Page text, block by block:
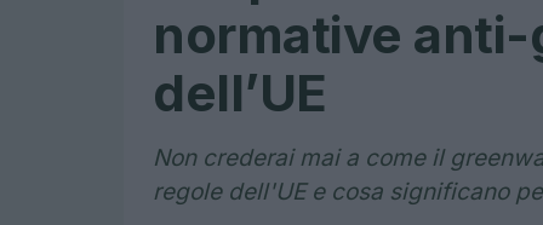
normative
dell’UE
Non crederai mai a come il
regole dell'UE e cosa significano